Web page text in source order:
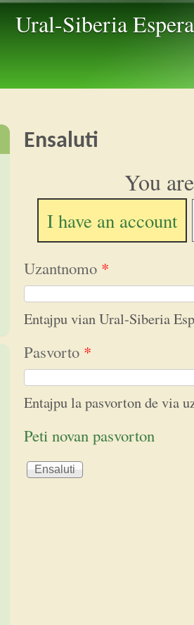
Ural-Siberia
Ensaluti
You
I have an account
Uzantnomo *
Entajpu vian Ural-Siberia
Pasvorto *
Entajpu la pasvorton de via
Peti novan pasvorton